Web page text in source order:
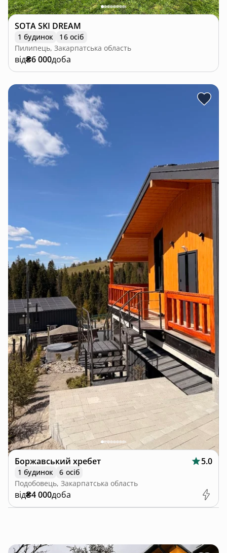
SOTA SKI DREAM
1 будинок
16 осіб
Пилипець, Закарпатська область
від₴6 000доба
Боржавський хребет 5.0
1 будинок
6 осіб
Подобовець, Закарпатська область
від₴4 000доба